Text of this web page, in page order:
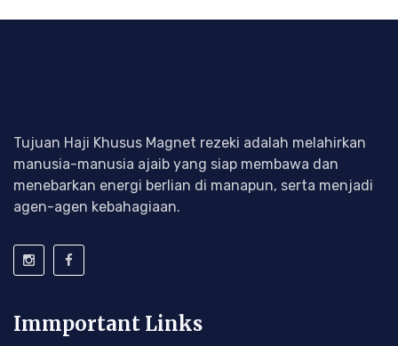
Tujuan Haji Khusus Magnet rezeki adalah melahirkan
manusia-manusia ajaib yang siap membawa dan
menebarkan energi berlian di manapun, serta menjadi
agen-agen kebahagiaan.
Immportant Links